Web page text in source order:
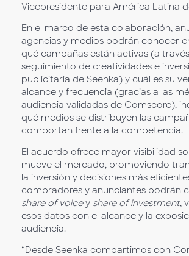
Vicepresidente para América Latina
En el marco de esta colaboración,
agencias y medios podrán conocer
qué campañas están activas (a
seguimiento de creatividades e
publicitaria de Seenka) y cuál es su
alcance y frecuencia (gracias a las
audiencia validadas de Comscore),
qué medios se distribuyen las
comportan frente a la competencia.
El acuerdo ofrece mayor visibilidad
mueve el mercado, promoviendo
la inversión y decisiones más
compradores y anunciantes podrán
share of voicey share of investment,
esos datos con el alcance y la
audiencia.
“Desde Seenka compartimos con